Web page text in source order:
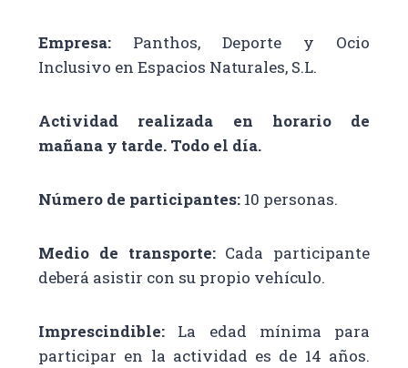
Empresa: Panthos, Deporte y Ocio
Inclusivo en Espacios Naturales, S.L.
Actividad realizada en horario de
mañana y tarde. Todo el día.
Número de participantes: 10 personas.
Medio de transporte:Cada participante
deberá asistir con su propio vehículo.
Imprescindible: La edad mínima para
participar en la actividad es de 14 años.